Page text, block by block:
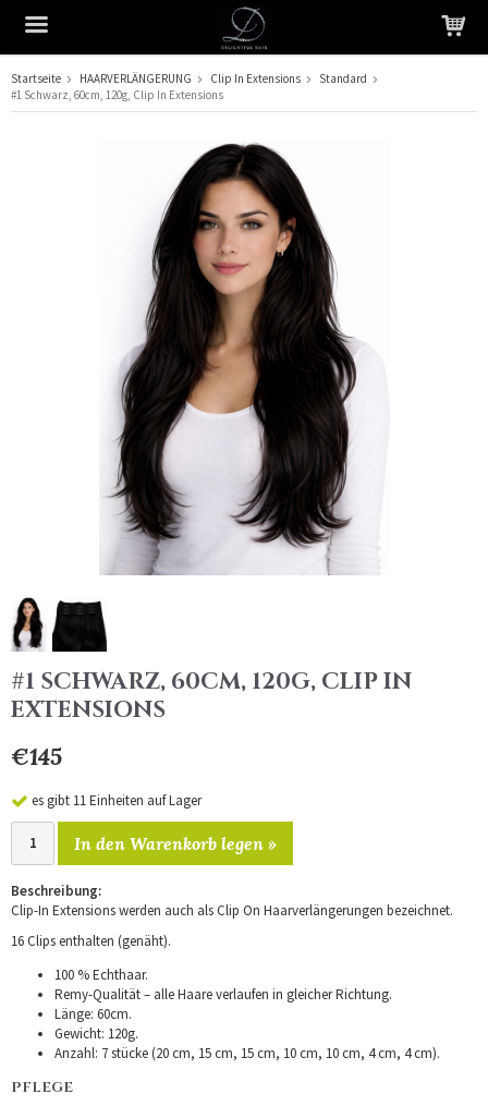
Das Produkt wurde in Ihren Warenkorb gelegt
Startseite HAARVERLÄNGERUNG Clip In Extensions
Standard
#1 Schwarz, 60cm, 120g, Clip In Extensions
#1 SCHWARZ, 60CM, 120G, CLIP IN
EXTENSIONS
€145
es gibt 11 Einheiten auf Lager
In den Warenkorb legen »
Beschreibung:
Clip-In Extensions werden auch als Clip On Haarverlängerungen bezeichnet.
16 Clips enthalten (genäht).
100 % Echthaar.
Remy-Qualität – alle Haare verlaufen in gleicher Richtung.
Länge: 60cm.
Gewicht: 120g.
Anzahl: 7 stücke (20 cm, 15 cm, 15 cm, 10 cm, 10 cm, 4 cm, 4 cm).
PFLEGE